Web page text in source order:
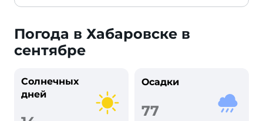
Погода в Хабаровске в
сентябре
Солнечных
дней
Осадки
77